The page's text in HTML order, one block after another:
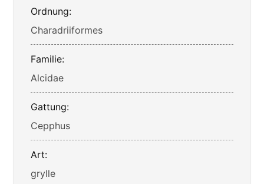
Ordnung:
Charadriiformes
Familie:
Alcidae
Gattung:
Cepphus
Art:
grylle